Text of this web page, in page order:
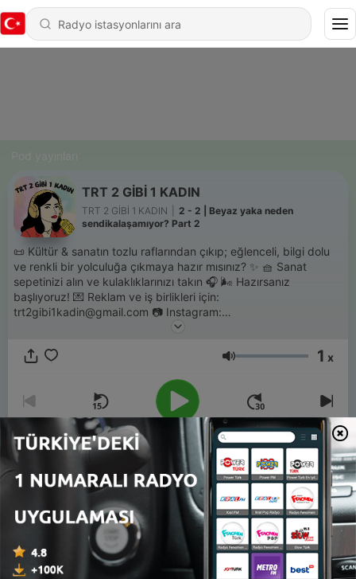
TRT 2 GİBİ 1 KADIN
TRT 2 GİBİ 1 KADIN
2 - 2 | Beyaz yaka neden
sendikalaşamıyor? Part 2
📜 Kültür & sanatın tozlu raflarından çıkıp; eğlenceli, bilgi dolu
ve renkli bir yolculuğa çıkmaya hazır mısınız? ✨ 🧺 Sanat
sepetinizi alın ve kulaklıklarınızı takın 🎧 🌬️ Hazırsanız
başlıyoruz! 💌 Reklam ve iş birlikleri için:
trt2gibi1kadin@gmail.com 📷 Instagram:
Ses 1 x
00:00 00:00
2 | Beyaz yaka neden sendikalaşamıyor? Part 2
07 Mar 2025